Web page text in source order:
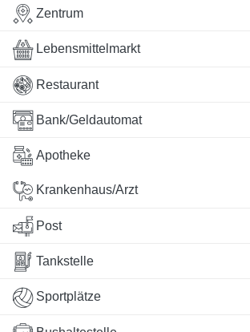
Zentrum
Lebensmittelmarkt
Restaurant
Bank/Geldautomat
Apotheke
Krankenhaus/Arzt
Post
Tankstelle
Sportplätze